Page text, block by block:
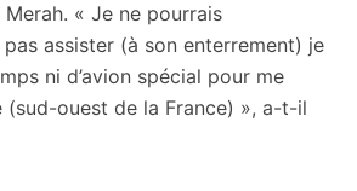
« Je ne pourrais
pas assister (à son enterrement) je
ni d’avion spécial pour me
(sud-ouest de la France) », a-t-il